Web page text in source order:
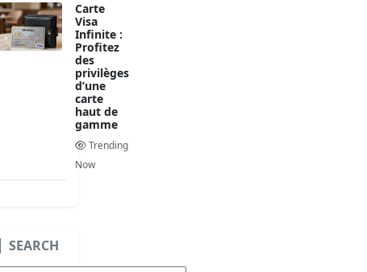
Carte
Visa
Infinite :
Profitez
des
privilèges
d’une
carte
haut de
gamme
Trending
Now
SEARCH